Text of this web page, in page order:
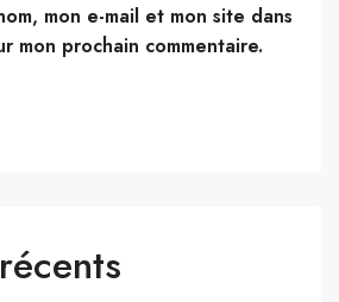
mon e-mail et mon site dans
mon prochain commentaire.